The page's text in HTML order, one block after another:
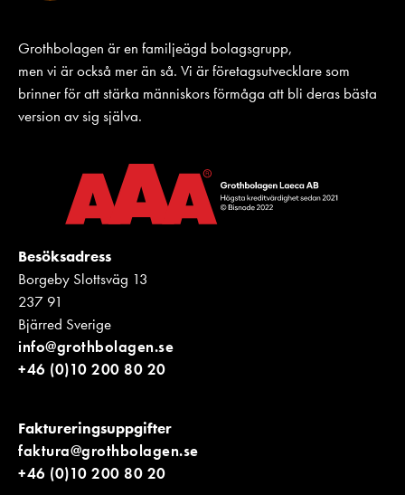
Grothbolagen är en familjeägd bolagsgrupp,
men vi är också mer än så. Vi är företagsutvecklare som
brinner för att stärka människors förmåga att bli deras bästa
version av sig själva.
Besöksadress
Borgeby Slottsväg 13
237 91
Bjärred Sverige
info@grothbolagen.se
+46 (0)10 200 80 20
Faktureringsuppgifter
faktura@grothbolagen.se
+46 (0)10 200 80 20